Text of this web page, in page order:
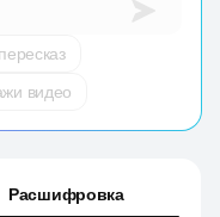
видео
Расшифровка